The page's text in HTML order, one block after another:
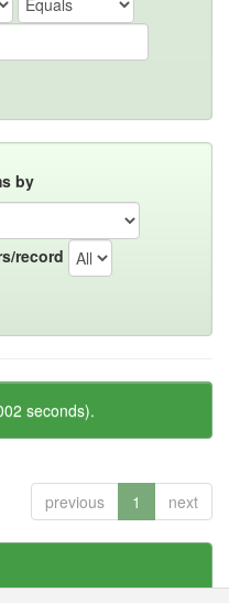
by
record
seconds).
previous 1 next